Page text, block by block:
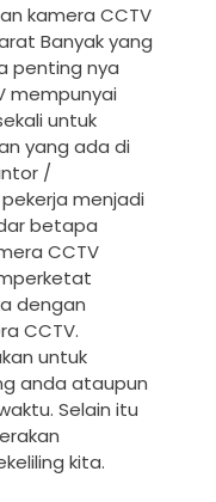
kamera CCTV
Banyak yang
penting nya
mempunyai
untuk
yang ada di
/
menjadi
betapa
CCTV
dengan
CCTV.
untuk
anda ataupun
Selain itu
kita.